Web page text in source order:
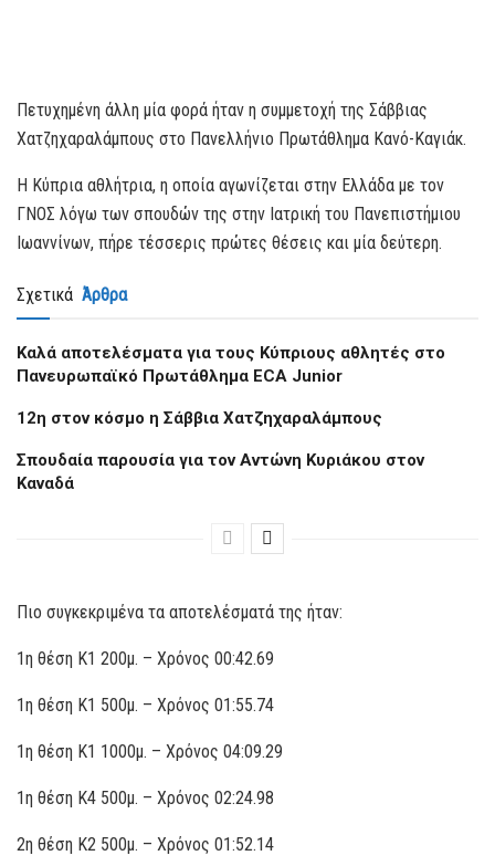
Πετυχημένη άλλη μία φορά ήταν η συμμετοχή της Σάββιας
Χατζηχαραλάμπους στο Πανελλήνιο Πρωτάθλημα Κανό-Καγιάκ.
Η Κύπρια αθλήτρια, η οποία αγωνίζεται στην Ελλάδα με τον
ΓΝΟΣ λόγω των σπουδών της στην Ιατρική του Πανεπιστήμιου
Ιωαννίνων, πήρε τέσσερις πρώτες θέσεις και μία δεύτερη.
Σχετικά Άρθρα
Kαλά αποτελέσματα για τους Κύπριους αθλητές στο
Πανευρωπαϊκό Πρωτάθλημα ECA Junior
12η στον κόσμο η Σάββια Χατζηχαραλάμπους
Σπουδαία παρουσία για τον Αντώνη Κυριάκου στον
Καναδά
Πιο συγκεκριμένα τα αποτελέσματά της ήταν:
1η θέση Κ1 200μ. – Χρόνος 00:42.69
1η θέση Κ1 500μ. – Χρόνος 01:55.74
1η θέση Κ1 1000μ. – Χρόνος 04:09.29
1η θέση Κ4 500μ. – Χρόνος 02:24.98
2η θέση Κ2 500μ. – Χρόνος 01:52.14